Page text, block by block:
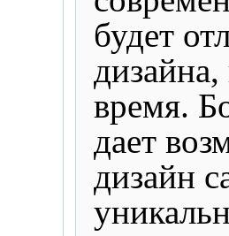
будет
время.
дает
дизайн